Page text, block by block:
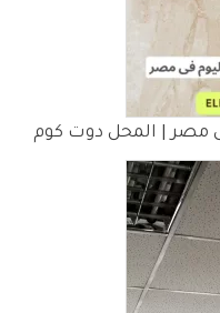
مصر | المحل دوت كوم